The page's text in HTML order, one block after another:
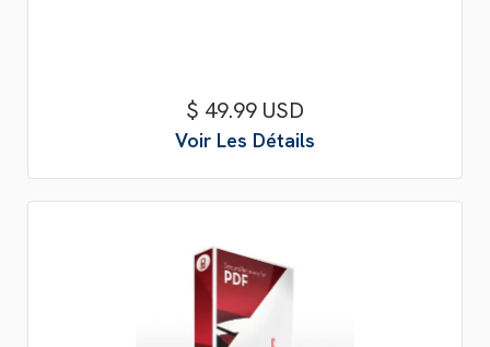
$ 49.99 USD
Voir Les Détails